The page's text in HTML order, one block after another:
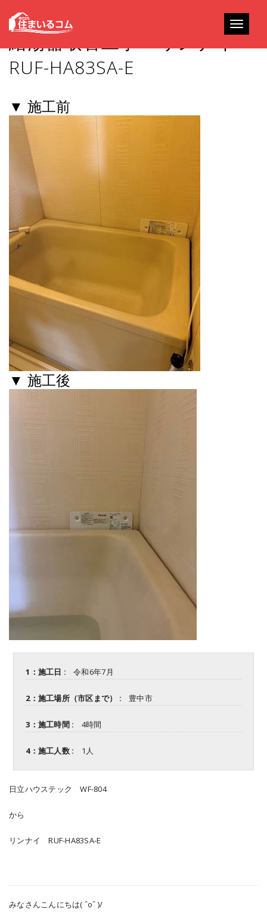
Toggle
給湯器取替工事 – リンナイ
RUF-HA83SA-E
▼ 施工前
▼ 施工後
1：施工日 : 令和6年7月
2：施工場所（市区まで） : 豊中市
3：施工時間 : 4時間
4：施工人数 : 1人
日立ハウステック WF-804
から
リンナイ RUF-HA83SA-E
みなさんこんにちは( ˆoˆ )/